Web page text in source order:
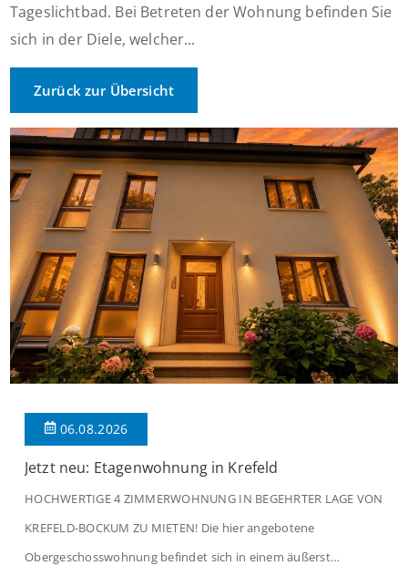
Tageslichtbad. Bei Betreten der Wohnung befinden Sie
sich in der Diele, welcher...
Zurück zur Übersicht
06.08.2026
Jetzt neu: Etagenwohnung in Krefeld
HOCHWERTIGE 4 ZIMMERWOHNUNG IN BEGEHRTER LAGE VON
KREFELD-BOCKUM ZU MIETEN! Die hier angebotene
Obergeschosswohnung befindet sich in einem äußerst